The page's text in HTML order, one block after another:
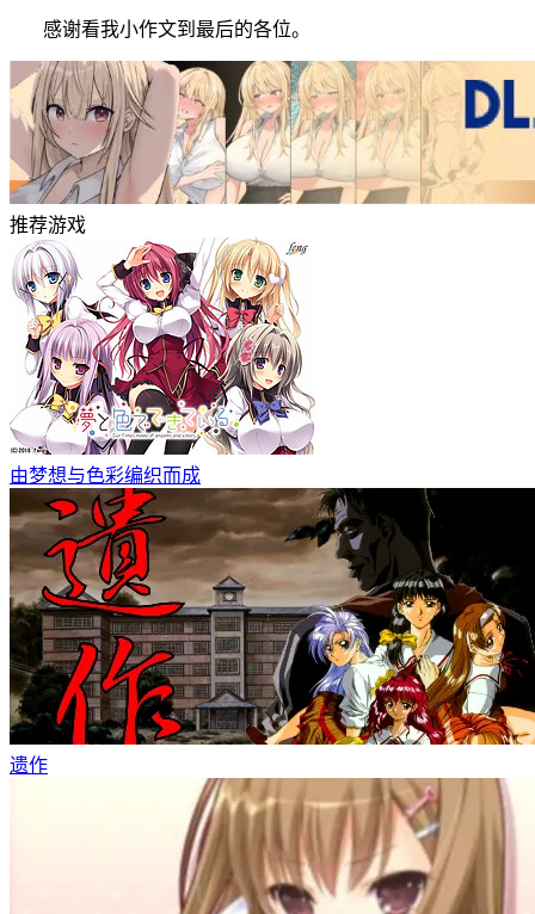
感谢看我小作文到最后的各位。
推荐游戏
由梦想与色彩编织而成
遗作